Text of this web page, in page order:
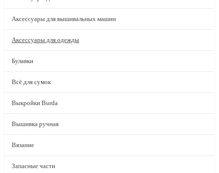
Аксессуары для вышивальных машин
Аксессуары для одежды
Булавки
Всё для сумок
Выкройки Burda
Вышивка ручная
Вязание
Запасные части